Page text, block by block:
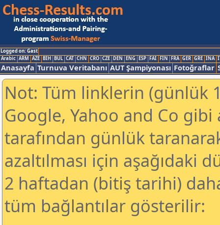
Logged on: Gast
Arabic ARM AZE BIH BUL CAT CHN CRO CZE DEN ENG ESP FAI FIN FRA GER GRE INA
Anasayfa Turnuva Veritabanı AUT Şampiyonası Fotoğraflar
Not: Tüm linklerin (günlük
Google, Yahoo and Co
tarafından günlük
azaltılması için aşağıdaki
2 haftadan (bitiş tarihi)
tüm bağlantılar gösterilir: